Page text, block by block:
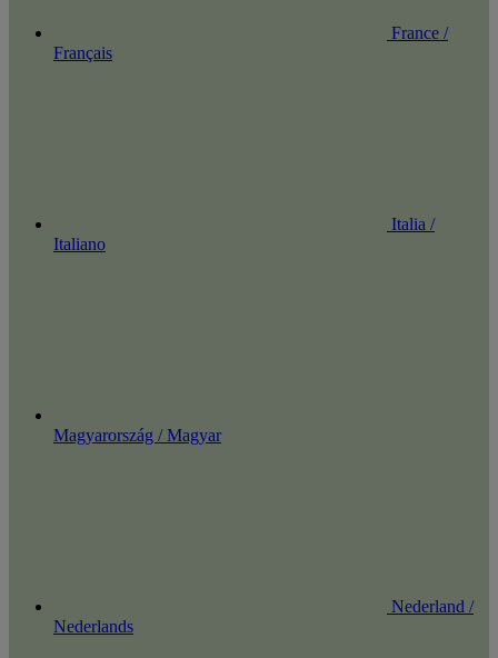
France /
Français
Italia /
Italiano
Magyarország / Magyar
Nederland /
Nederlands